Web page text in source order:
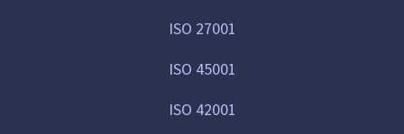
ISO 27001
ISO 45001
ISO 42001